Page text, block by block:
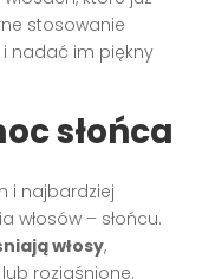
stosowanie
nadać im piękny
słońca
i najbardziej
– słońcu.
włosy,
rozjaśnione.